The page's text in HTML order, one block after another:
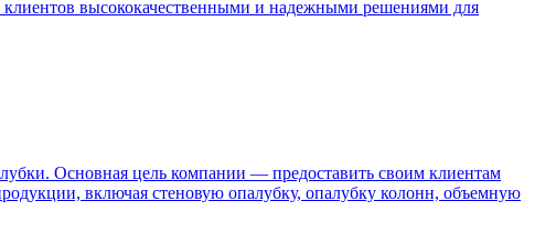
клиентов высококачественными и надежными решениями для
Основная цель компании — предоставить своим клиентам
включая стеновую опалубку, опалубку колонн, объемную